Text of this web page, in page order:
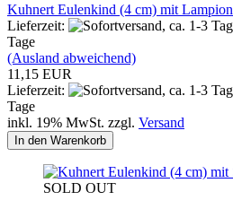
Kuhnert Eulenkind (4 cm) mit Lampion
Lieferzeit:
Tage
(Ausland abweichend)
11,15 EUR
Lieferzeit:
Tage
inkl. 19% MwSt. zzgl. Versand
In den Warenkorb
SOLD OUT